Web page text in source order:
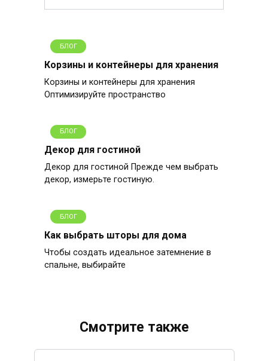
БЛОГ
Корзины и контейнеры для хранения
Корзины и контейнеры для хранения
Оптимизируйте пространство
БЛОГ
Декор для гостиной
Декор для гостиной Прежде чем выбрать
декор, измерьте гостиную.
БЛОГ
Как выбрать шторы для дома
Чтобы создать идеальное затемнение в
спальне, выбирайте
Смотрите также